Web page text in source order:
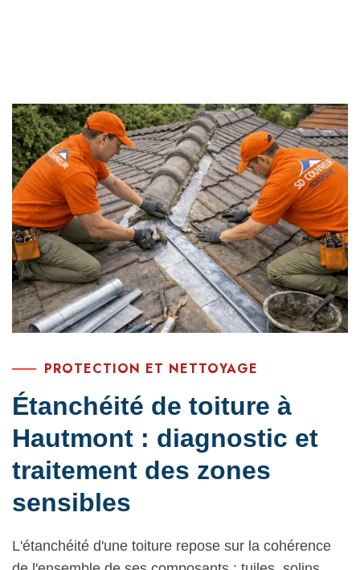
PROTECTION ET NETTOYAGE
Étanchéité de toiture à
Hautmont : diagnostic et
traitement des zones
sensibles
L'étanchéité d'une toiture repose sur la cohérence